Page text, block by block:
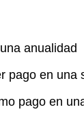
anualidad
pago en una
pago en